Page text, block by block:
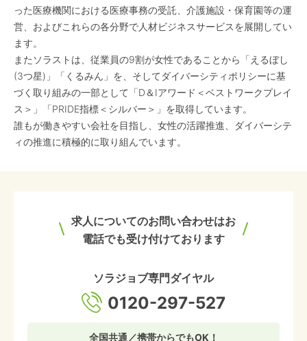
った医療機関における医療事務の受託、介護施設・保育園等の運
営、およびこれらの各分野で人材ビジネスサービスを展開してい
ます。
またソラストは、従業員の9割が女性であることから「えるぼし
(3つ星)」「くるみん」を、そしてダイバーシティポリシーに基
づく取り組みの一部として「D＆Iアワード＜ベストワークプレイ
ス＞」「PRIDE指標＜シルバー＞」を取得しています。
誰もが働きやすい会社を目指し、女性の活躍推進、ダイバーシテ
ィの推進に積極的に取り組んでいます。
求人についてのお問い合わせはお
電話でも受け付けております
ソラジョブ専門ダイヤル
0120-297-527
全国共通／携帯からでもOK！